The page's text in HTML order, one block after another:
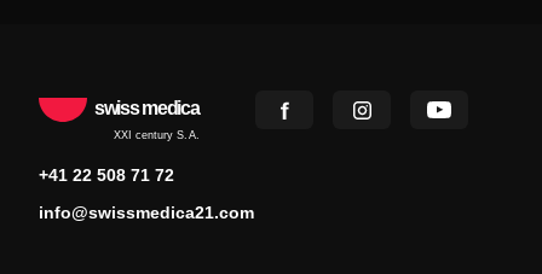
swiss medica
XXI century S.A.
+41 22 508 71 72
info@swissmedica21.com